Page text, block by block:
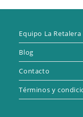
Equipo La Retalera
Blog
Contacto
Términos y